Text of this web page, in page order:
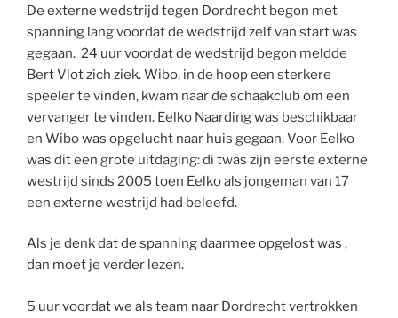
De externe wedstrijd tegen Dordrecht begon met
spanning lang voordat de wedstrijd zelf van start was
gegaan. 24 uur voordat de wedstrijd begon meldde
Bert Vlot zich ziek. Wibo, in de hoop een sterkere
speeler te vinden, kwam naar de schaakclub om een
vervanger te vinden. Eelko Naarding was beschikbaar
en Wibo was opgelucht naar huis gegaan. Voor Eelko
was dit een grote uitdaging: di twas zijn eerste externe
westrijd sinds 2005 toen Eelko als jongeman van 17
een externe westrijd had beleefd.
Als je denk dat de spanning daarmee opgelost was ,
dan moet je verder lezen.
5 uur voordat we als team naar Dordrecht vertrokken